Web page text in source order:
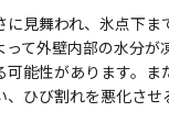
に見舞われ、氷点下ま
て外壁内部の水分が
可能性があります。ま
ひび割れを悪化させ